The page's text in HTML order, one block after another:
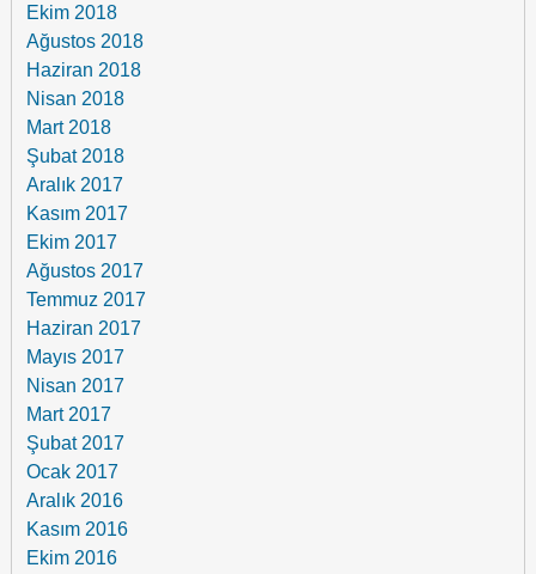
Ekim 2018
Ağustos 2018
Haziran 2018
Nisan 2018
Mart 2018
Şubat 2018
Aralık 2017
Kasım 2017
Ekim 2017
Ağustos 2017
Temmuz 2017
Haziran 2017
Mayıs 2017
Nisan 2017
Mart 2017
Şubat 2017
Ocak 2017
Aralık 2016
Kasım 2016
Ekim 2016